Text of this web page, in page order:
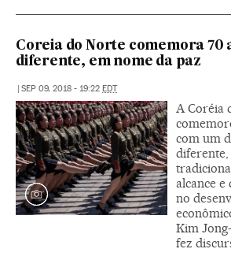
Coreia do Norte comemora 70
diferente, em nome da paz
SEP 09, 2018 - 19:22 EDT
A Coréia
com um
diferente,
alcance e
no
Kim
fez